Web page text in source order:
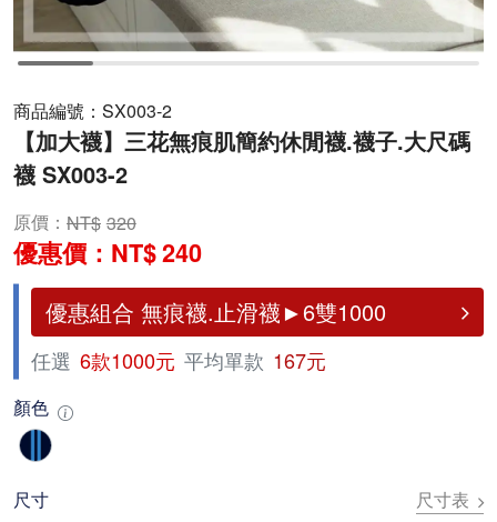
商品編號： SX003-2
【加大襪】三花無痕肌簡約休閒襪.襪子.大尺碼
襪 SX003-2
原價： 320
優惠價： 240
優惠組合 無痕襪.止滑襪►6雙1000
任選 6款1000元 平均單款 167元
顏色
尺寸 尺寸表